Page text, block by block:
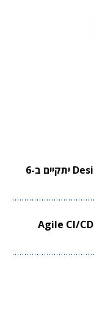
וובינר סינופסיס ל-Design Optimization יתקיים ב-6
וובינר סינופסיס לתכנון שבבים במודל Agile CI/CD